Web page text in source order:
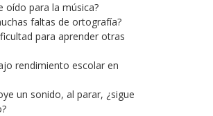
oído para la música?
faltas de ortografía?
para aprender otras
rendimiento escolar en
un sonido, al parar, ¿sigue